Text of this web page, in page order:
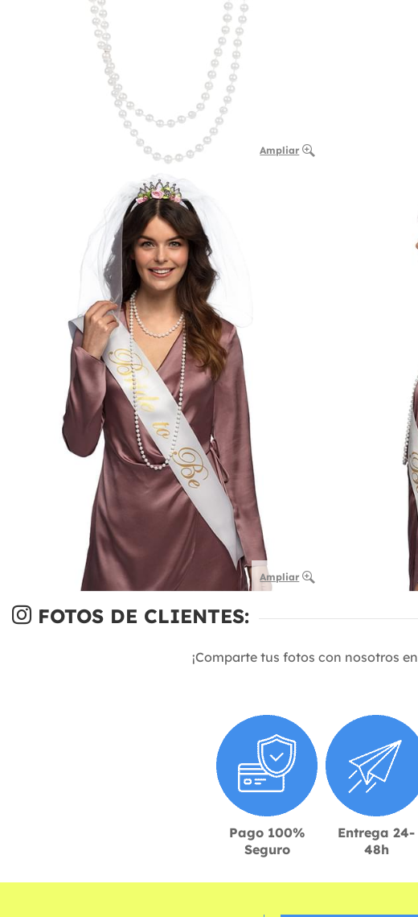
Ampliar
Ampliar
FOTOS DE CLIENTES:
¡Comparte tus fotos con nosotros en
Pago 100%
Seguro
Entrega 24-
48h